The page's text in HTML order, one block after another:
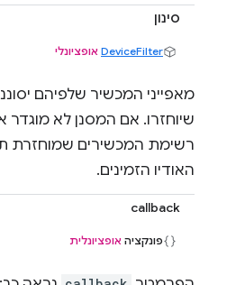
סינון
DeviceFilter אופציונלי
מאפייני המכשיר שלפיהם
שיוחזרו. אם המסנן לא מוגדר
רשימת המכשירים שמוחזרת
האודיו הזמינים.
callback
פונקציה אופציונלית